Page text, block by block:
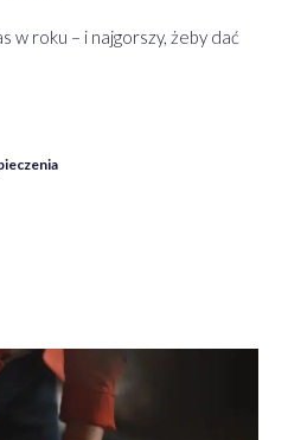
w roku – i najgorszy, żeby dać